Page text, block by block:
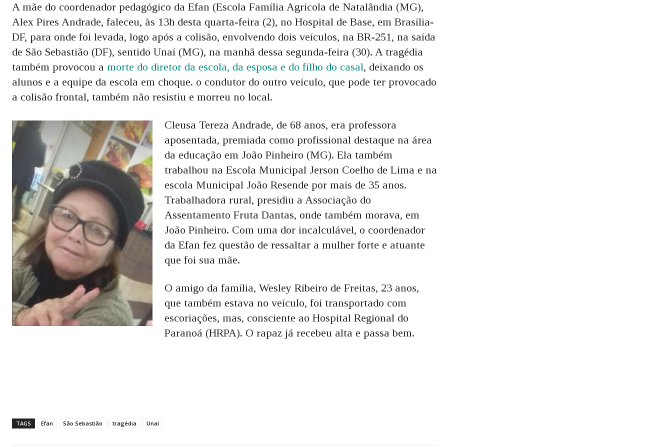
A mãe do coordenador pedagógico da Efan (Escola Família Agrícola de Natalândia (MG),
Alex Pires Andrade, faleceu, às 13h desta quarta-feira (2), no Hospital de Base, em Brasília-
DF, para onde foi levada, logo após a colisão, envolvendo dois veículos, na BR-251, na saída
de São Sebastião (DF), sentido Unaí (MG), na manhã dessa segunda-feira (30). A tragédia
também provocou a morte do diretor da escola, da esposa e do filho do casal, deixando os
alunos e a equipe da escola em choque. o condutor do outro veículo, que pode ter provocado
a colisão frontal, também não resistiu e morreu no local.
Cleusa Tereza Andrade, de 68 anos, era professora
aposentada, premiada como profissional destaque na área
da educação em João Pinheiro (MG). Ela também
trabalhou na Escola Municipal Jerson Coelho de Lima e na
escola Municipal João Resende por mais de 35 anos.
Trabalhadora rural, presidiu a Associação do
Assentamento Fruta Dantas, onde também morava, em
João Pinheiro. Com uma dor incalculável, o coordenador
da Efan fez questão de ressaltar a mulher forte e atuante
que foi sua mãe.
O amigo da família, Wesley Ribeiro de Freitas, 23 anos,
que também estava no veículo, foi transportado com
escoriações, mas, consciente ao Hospital Regional do
Paranoá (HRPA). O rapaz já recebeu alta e passa bem.
TAGS Efan São Sebastião tragédia Unaí